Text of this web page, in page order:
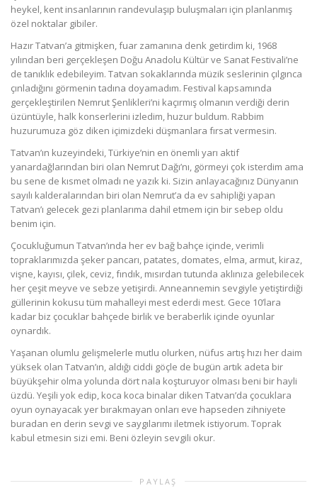
heykel, kent insanlarının randevulaşıp buluşmaları için planlanmış
özel noktalar gibiler.
Hazır Tatvan’a gitmişken, fuar zamanına denk getirdim ki, 1968
yılından beri gerçekleşen Doğu Anadolu Kültür ve Sanat Festivali’ne
de tanıklık edebileyim. Tatvan sokaklarında müzik seslerinin çılgınca
çınladığını görmenin tadına doyamadım. Festival kapsamında
gerçekleştirilen Nemrut Şenlikleri’ni kaçırmış olmanın verdiği derin
üzüntüyle, halk konserlerini izledim, huzur buldum. Rabbim
huzurumuza göz diken içimizdeki düşmanlara fırsat vermesin.
Tatvan’ın kuzeyindeki, Türkiye’nin en önemli yarı aktif
yanardağlarından biri olan Nemrut Dağı’nı, görmeyi çok isterdim ama
bu sene de kısmet olmadı ne yazık ki. Sizin anlayacağınız Dünyanın
sayılı kalderalarından biri olan Nemrut’a da ev sahipliği yapan
Tatvan’ı gelecek gezi planlarıma dahil etmem için bir sebep oldu
benim için.
Çocukluğumun Tatvan’ında her ev bağ bahçe içinde, verimli
topraklarımızda şeker pancarı, patates, domates, elma, armut, kiraz,
vişne, kayısı, çilek, ceviz, fındık, mısırdan tutunda aklınıza gelebilecek
her çeşit meyve ve sebze yetişirdi. Anneannemin sevgiyle yetiştirdiği
güllerinin kokusu tüm mahalleyi mest ederdi mest. Gece 10’lara
kadar biz çocuklar bahçede birlik ve beraberlik içinde oyunlar
oynardık.
Yaşanan olumlu gelişmelerle mutlu olurken, nüfus artış hızı her daim
yüksek olan Tatvan’ın, aldığı ciddi göçle de bugün artık adeta bir
büyükşehir olma yolunda dört nala koşturuyor olması beni bir hayli
üzdü. Yeşili yok edip, koca koca binalar diken Tatvan’da çocuklara
oyun oynayacak yer bırakmayan onları eve hapseden zihniyete
buradan en derin sevgi ve saygılarımı iletmek istiyorum. Toprak
kabul etmesin sizi emi. Beni özleyin sevgili okur.
PAYLAŞ